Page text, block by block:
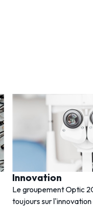
Innovation
Le groupement Optic
toujours sur